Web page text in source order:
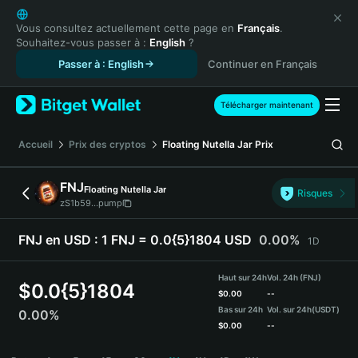
English
日本語
Tiếng Việt
Español (Latinoamérica)
Türkçe
Français
Deutsch
简体中文
繁體中文
Português (Portugal)
Bahasa Indonesia
ภาษาไทย
Español
Español (Argentina)
Vous consultez actuellement cette page en Français.
Souhaitez-vous passer à : English ?
Passer à : English
Continuer en Français
Télécharger maintenant
Accueil Prix des cryptos Floating Nutella Jar Prix
FNJFloating Nutella Jar
zS1b59...pump
Risques
FNJ en USD : 1 FNJ = 0.0{5}1804 USD 0.00% 1D
$0.0{5}1804
0.00%
Haut sur 24h
$0.00
Bas sur 24h
$0.00
Vol. 24h (FNJ)
--
Vol. sur 24h(USDT)
--